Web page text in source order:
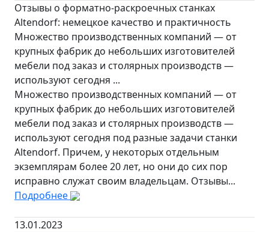
Отзывы о форматно-раскроечных станках
Altendorf: немецкое качество и практичность
Множество производственных компаний — от
крупных фабрик до небольших изготовителей
мебели под заказ и столярных производств —
используют сегодня ...
Множество производственных компаний — от
крупных фабрик до небольших изготовителей
мебели под заказ и столярных производств —
используют сегодня под разные задачи станки
Altendorf. Причем, у некоторых отдельным
экземплярам более 20 лет, но они до сих пор
исправно служат своим владельцам. Отзывы...
Подробнее
13.01.2023